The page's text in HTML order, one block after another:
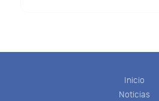
Inicio
Noticias